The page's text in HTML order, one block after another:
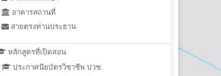
อาคารสถานที่
สายตรงท่านประธาน
หลักสูตรที่เปิดสอน
ประกาศนียบัตรวิชาชีพ ปวช.